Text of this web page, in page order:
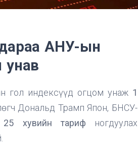
АНУ-ын
унав
гол индексүүд огцом унаж 1
Дональд Трамп Япон, БНСУ-
25 хувийн тариф ногдуулах